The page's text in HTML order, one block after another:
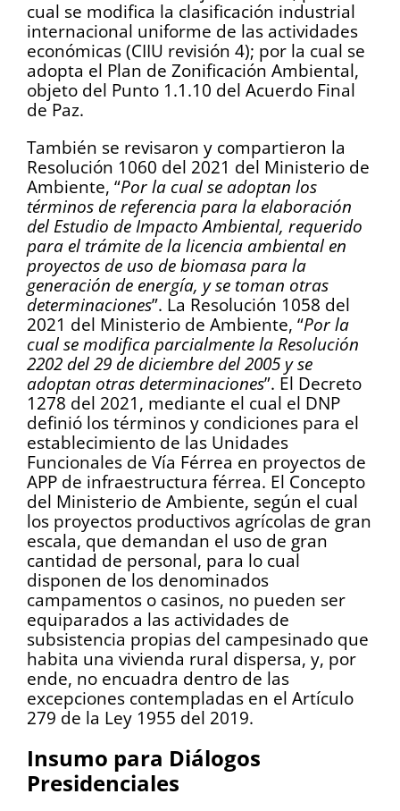
cual se modifica la clasificación industrial
internacional uniforme de las actividades
económicas (CIIU revisión 4); por la cual se
adopta el Plan de Zonificación Ambiental,
objeto del Punto 1.1.10 del Acuerdo Final
de Paz.
También se revisaron y compartieron la
Resolución 1060 del 2021 del Ministerio de
Ambiente, “Por la cual se adoptan los
términos de referencia para la elaboración
del Estudio de Impacto Ambiental, requerido
para el trámite de la licencia ambiental en
proyectos de uso de biomasa para la
generación de energía, y se toman otras
determinaciones”. La Resolución 1058 del
2021 del Ministerio de Ambiente, “Por la
cual se modifica parcialmente la Resolución
2202 del 29 de diciembre del 2005 y se
adoptan otras determinaciones”. El Decreto
1278 del 2021, mediante el cual el DNP
definió los términos y condiciones para el
establecimiento de las Unidades
Funcionales de Vía Férrea en proyectos de
APP de infraestructura férrea. El Concepto
del Ministerio de Ambiente, según el cual
los proyectos productivos agrícolas de gran
escala, que demandan el uso de gran
cantidad de personal, para lo cual
disponen de los denominados
campamentos o casinos, no pueden ser
equiparados a las actividades de
subsistencia propias del campesinado que
habita una vivienda rural dispersa, y, por
ende, no encuadra dentro de las
excepciones contempladas en el Artículo
279 de la Ley 1955 del 2019.
Insumo para Diálogos
Presidenciales